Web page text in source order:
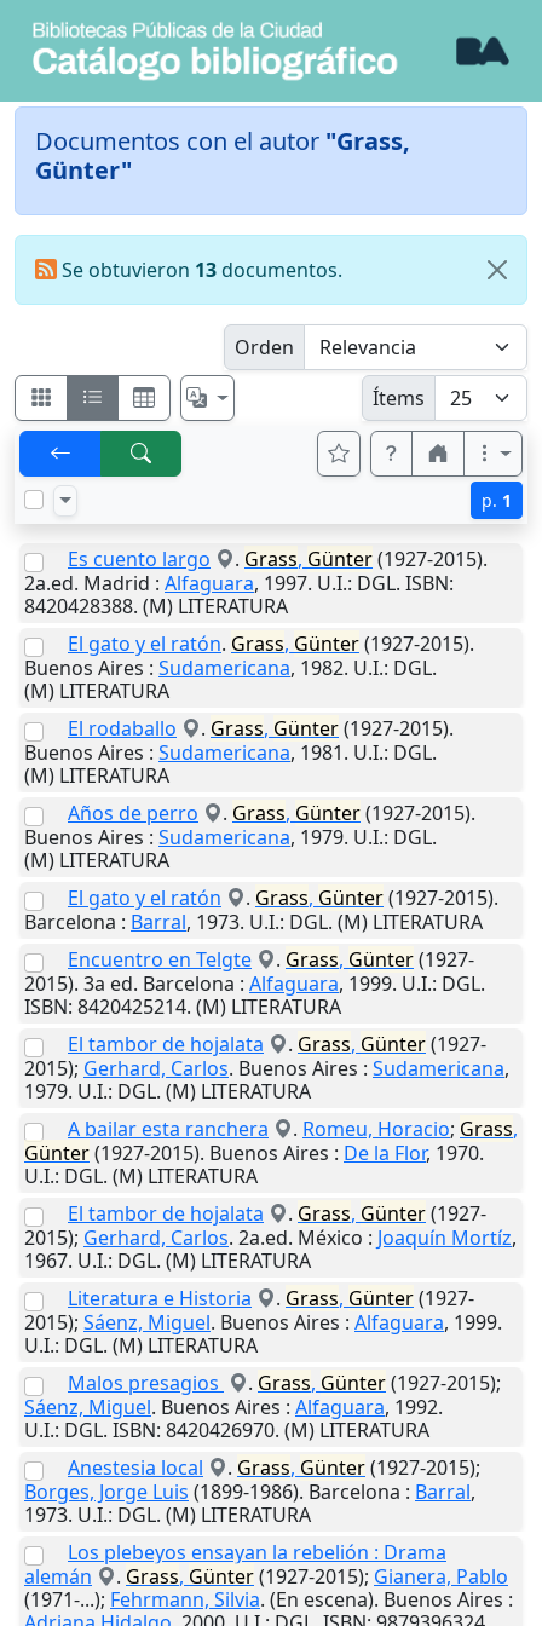
Documentos con el autor "Grass,
Günter"
Se obtuvieron 13documentos.
Orden
Ítems
p. 1
Es cuento largo . Grass, Günter(1927-2015).
2a.ed. Madrid : Alfaguara, 1997. U.I.: DGL. ISBN:
8420428388. (M) LITERATURA
El gato y el ratón. Grass, Günter(1927-2015).
Buenos Aires : Sudamericana, 1982. U.I.: DGL.
(M) LITERATURA
El rodaballo
. Grass, Günter(1927-2015).
Buenos Aires : Sudamericana, 1981. U.I.: DGL.
(M) LITERATURA
Años de perro
. Grass, Günter(1927-2015).
Buenos Aires : Sudamericana, 1979. U.I.: DGL.
(M) LITERATURA
El gato y el ratón
. Grass, Günter(1927-2015).
Barcelona : Barral, 1973. U.I.: DGL. (M) LITERATURA
Encuentro en Telgte
. Grass, Günter(1927-
2015). 3a ed. Barcelona : Alfaguara, 1999. U.I.: DGL.
ISBN: 8420425214. (M) LITERATURA
El tambor de hojalata
. Grass, Günter(1927-
2015); Gerhard, Carlos. Buenos Aires : Sudamericana,
1979. U.I.: DGL. (M) LITERATURA
A bailar esta ranchera
. Romeu, Horacio; Grass,
Günter(1927-2015). Buenos Aires : De la Flor, 1970.
U.I.: DGL. (M) LITERATURA
El tambor de hojalata
. Grass, Günter(1927-
2015); Gerhard, Carlos. 2a.ed. México : Joaquín Mortíz,
1967. U.I.: DGL. (M) LITERATURA
Literatura e Historia
. Grass, Günter(1927-
2015); Sáenz, Miguel. Buenos Aires : Alfaguara, 1999.
U.I.: DGL. (M) LITERATURA
Malos presagios
. Grass, Günter(1927-2015);
Sáenz, Miguel. Buenos Aires : Alfaguara, 1992.
U.I.: DGL. ISBN: 8420426970. (M) LITERATURA
Anestesia local
. Grass, Günter(1927-2015);
Borges, Jorge Luis (1899-1986). Barcelona : Barral,
1973. U.I.: DGL. (M) LITERATURA
Los plebeyos ensayan la rebelión : Drama
alemán
. Grass, Günter(1927-2015); Gianera, Pablo
(1971-...); Fehrmann, Silvia. (En escena). Buenos Aires :